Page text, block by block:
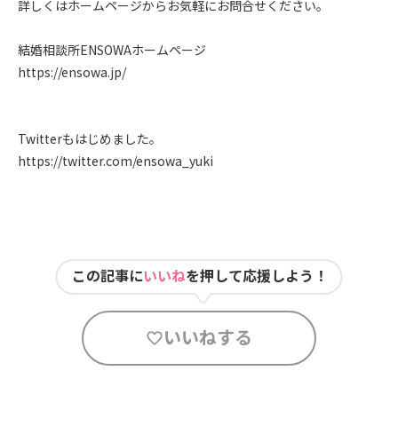
詳しくはホームページからお気軽にお問合せください。
結婚相談所ENSOWAホームページ
https://ensowa.jp/
Twitterもはじめました。
https://twitter.com/ensowa_yuki
この記事にいいねを押して応援しよう！
いいねする